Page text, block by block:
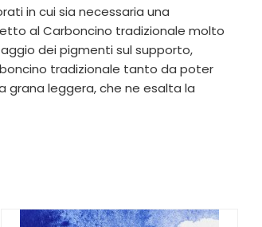
in cui sia necessaria una
al Carboncino tradizionale molto
dei pigmenti sul supporto,
tradizionale tanto da poter
grana leggera, che ne esalta la